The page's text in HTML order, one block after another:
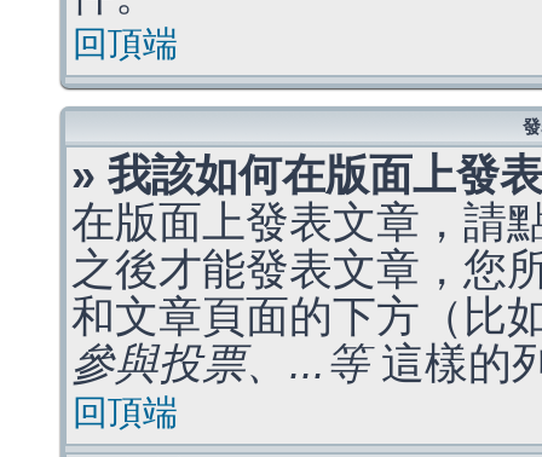
回頂端
» 我該如何在版面上發
在版面上發表文章，請
之後才能發表文章，您
和文章頁面的下方（比
參與投票、...等這樣的
回頂端